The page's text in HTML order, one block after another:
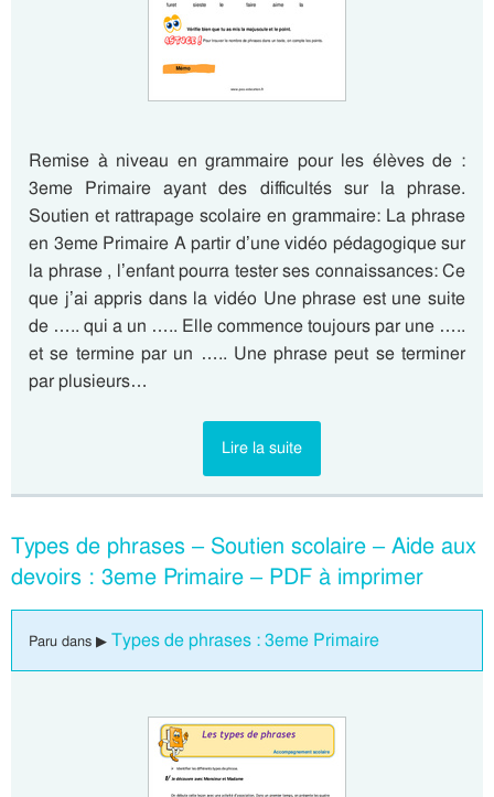
Remise à niveau en grammaire pour les élèves de :
3eme Primaire ayant des difficultés sur la phrase.
Soutien et rattrapage scolaire en grammaire: La phrase
en 3eme Primaire A partir d’une vidéo pédagogique sur
la phrase , l’enfant pourra tester ses connaissances: Ce
que j’ai appris dans la vidéo Une phrase est une suite
de ….. qui a un ….. Elle commence toujours par une …..
et se termine par un ….. Une phrase peut se terminer
par plusieurs…
Lire la suite
Types de phrases – Soutien scolaire – Aide aux
devoirs : 3eme Primaire – PDF à imprimer
Paru dans ▶ Types de phrases : 3eme Primaire